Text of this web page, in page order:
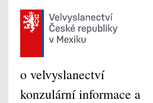
o velvyslanectví
konzulární informace a